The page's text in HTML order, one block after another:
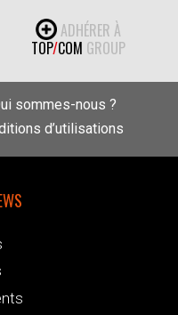
ADHÉRER À
TOP/COM GROUP
sommes-nous ?
d’utilisations